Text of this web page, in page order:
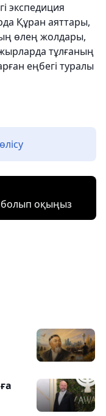
экспедиция
Құран аяттары,
өлең жолдары,
тұлғаның
еңбегі туралы
болып оқыңыз